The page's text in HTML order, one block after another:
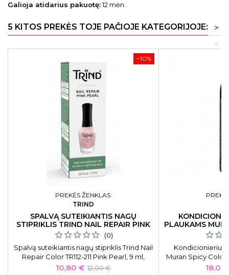
Galioja atidarius pakuotę:12 mėn.
5 KITOS PREKĖS TOJE PAČIOJE KATEGORIJOJE:
>
<
−10%
PREKĖS ŽENKLAS:
TRIND
SPALVĄ SUTEIKIANTIS NAGŲ
STIPRIKLIS TRIND NAIL REPAIR PINK
PEARL
(0)
Spalvą suteikiantis nagų stipriklis Trind Nail
Repair Color TR112-211 Pink Pearl, 9 ml,
perlamutrinės rožinės spalvos
Kaina
10,80 € Bazinė
12,00 €
PLAUKAMS
Kondicionierius
Muran Spicy
Kaina
18,00